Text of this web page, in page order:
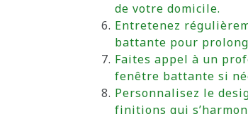
de votre domicile.
Entretenez
battante pour
Faites appel à un
fenêtre battante si
Personnalisez le
finitions qui